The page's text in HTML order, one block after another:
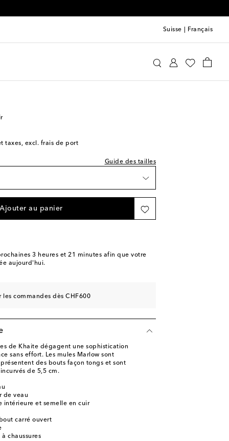
Suisse Français
taxes, excl. frais de port
Guide des tailles
Wishlist
Ajouter au panier
3 heures et 21 minutes afin que votre
aujourd'hui.
les commandes dès CHF600
de Khaite dégagent une sophistication
sans effort. Les mules Marlow sont
des bouts façon tongs et sont
de 5,5 cm.
de veau
intérieure et semelle en cuir
carré ouvert
chaussures